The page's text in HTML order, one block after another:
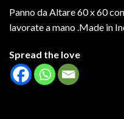
Panno da Altare 60 x 60
lavorate a mano .Made in
Spread the love